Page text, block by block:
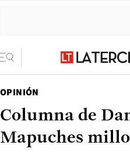
OPINIÓN
Columna de
Mapuches